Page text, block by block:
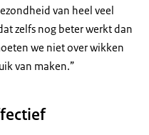
van heel veel
zelfs nog beter werkt dan
we niet over wikken
van maken.”